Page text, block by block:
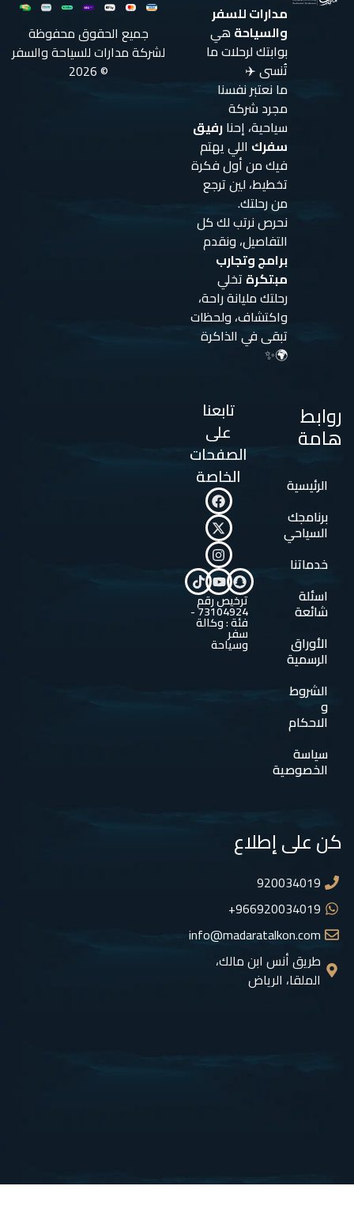
مدارات للسفر
والسياحة هي
بوابتك لرحلات ما
تُنسى ✈️
ما نعتبر نفسنا
مجرد شركة
سياحية، إحنارفيق
سفرك اللي يهتم
فيك من أول فكرة
تخطيط، لين ترجع
من رحلتك.
نحرص نرتب لك كل
التفاصيل، ونقدم
برامج وتجارب
مبتكرة تخلي
رحلتك مليانة راحة،
واكتشاف، ولحظات
تبقى في الذاكرة
🌍✨
روابط
هامة
الرئيسية
برنامجك
السياحي
خدماتنا
اسئلة
شائعة
الأوراق
الرسمية
الشروط
و
الاحكام
سياسة
الخصوصية
تابعنا
على
الصفحات
الخاصة
ترخيص رقم
73104924 -
فئة : وكالة
سفر
وسياحة
كن على إطلاع
920034019
966920034019+
info@madaratalkon.com
طريق أنس ابن مالك،
الملقا، الرياض
جميع الحقوق محفوظة
لشركة مدارات للسياحة والسفر
© 2026